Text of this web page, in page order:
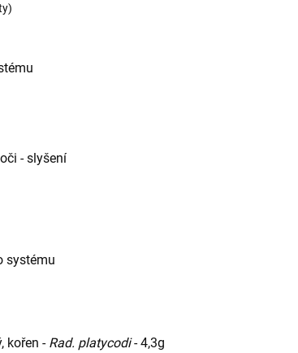
- slyšení
systému
kořen - Rad. platycodi- 4,3g